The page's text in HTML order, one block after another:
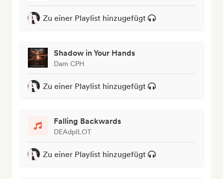
Zu einer Playlist hinzugefügt
Shadow in Your Hands
Dam CPH
Zu einer Playlist hinzugefügt
Falling Backwards
DEAdpILOT
Zu einer Playlist hinzugefügt